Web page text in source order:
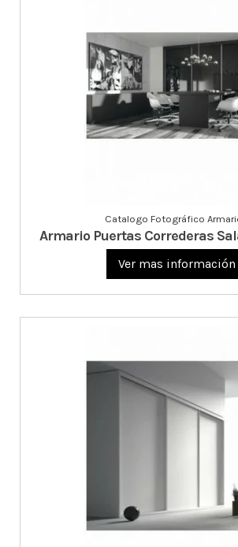
Catalogo Fotográfico
Armario Puertas Correderas
Ver mas información